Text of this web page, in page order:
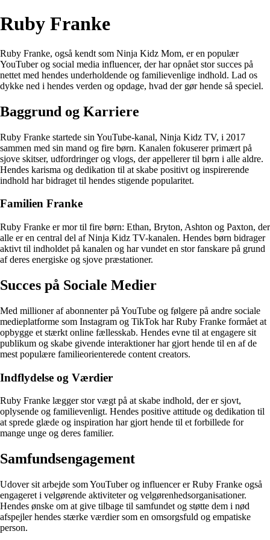
Ruby Franke
Ruby Franke, også kendt som Ninja Kidz Mom, er en populær
YouTuber og social media influencer, der har opnået stor succes på
nettet med hendes underholdende og familievenlige indhold. Lad os
dykke ned i hendes verden og opdage, hvad der gør hende så speciel.
Baggrund og Karriere
Ruby Franke startede sin YouTube-kanal, Ninja Kidz TV, i 2017
sammen med sin mand og fire børn. Kanalen fokuserer primært på
sjove skitser, udfordringer og vlogs, der appellerer til børn i alle aldre.
Hendes karisma og dedikation til at skabe positivt og inspirerende
indhold har bidraget til hendes stigende popularitet.
Familien Franke
Ruby Franke er mor til fire børn: Ethan, Bryton, Ashton og Paxton, der
alle er en central del af Ninja Kidz TV-kanalen. Hendes børn bidrager
aktivt til indholdet på kanalen og har vundet en stor fanskare på grund
af deres energiske og sjove præstationer.
Succes på Sociale Medier
Med millioner af abonnenter på YouTube og følgere på andre sociale
medieplatforme som Instagram og TikTok har Ruby Franke formået at
opbygge et stærkt online fællesskab. Hendes evne til at engagere sit
publikum og skabe givende interaktioner har gjort hende til en af de
mest populære familieorienterede content creators.
Indflydelse og Værdier
Ruby Franke lægger stor vægt på at skabe indhold, der er sjovt,
oplysende og familievenligt. Hendes positive attitude og dedikation til
at sprede glæde og inspiration har gjort hende til et forbillede for
mange unge og deres familier.
Samfundsengagement
Udover sit arbejde som YouTuber og influencer er Ruby Franke også
engageret i velgørende aktiviteter og velgørenhedsorganisationer.
Hendes ønske om at give tilbage til samfundet og støtte dem i nød
afspejler hendes stærke værdier som en omsorgsfuld og empatiske
person.